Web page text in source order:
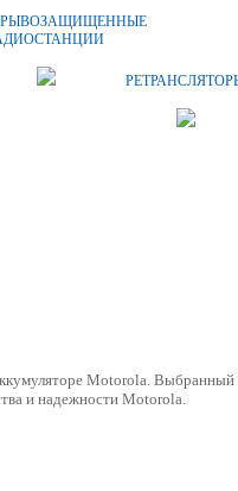
Motorola.
и надежности Motorola.